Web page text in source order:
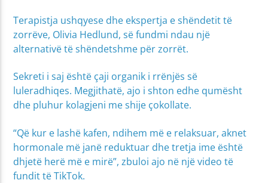
Terapistja ushqyese dhe ekspertja e shëndetit të
zorrëve, Olivia Hedlund, së fundmi ndau një
alternativë të shëndetshme për zorrët.
Sekreti i saj është çaji organik i rrënjës së
luleradhiqes. Megjithatë, ajo i shton edhe qumësht
dhe pluhur kolagjeni me shije çokollate.
“Që kur e lashë kafen, ndihem më e relaksuar, aknet
hormonale më janë reduktuar dhe tretja ime është
dhjetë herë më e mirë”, zbuloi ajo në një video të
fundit të TikTok.